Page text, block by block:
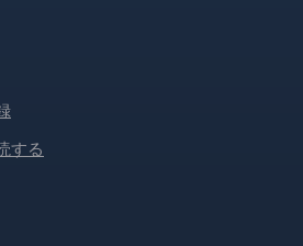
する